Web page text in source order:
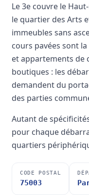
Le 3e couvre le
le quartier des Arts
immeubles sans
cours pavées sont
et appartements de
boutiques : les
demandent du
des parties
Autant de
pour chaque
quartiers
CODE POSTAL
75003